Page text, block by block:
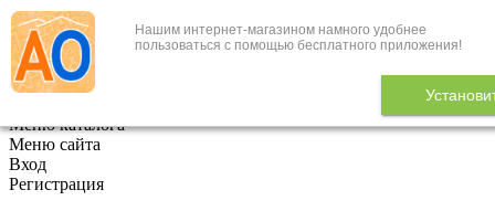
Нашим интернет-магазином намного удобнее
пользоваться с помощью бесплатного приложения!
+7 (495) 646-888-1
В корзине 0
Меню каталога
Меню сайта
Вход
Регистрация